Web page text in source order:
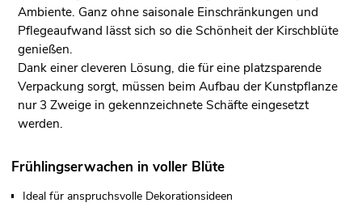
Ambiente. Ganz ohne saisonale Einschränkungen und
Pflegeaufwand lässt sich so die Schönheit der Kirschblüte
genießen.
Dank einer cleveren Lösung, die für eine platzsparende
Verpackung sorgt, müssen beim Aufbau der Kunstpflanze
nur 3 Zweige in gekennzeichnete Schäfte eingesetzt
werden.
Frühlingserwachen in voller Blüte
Ideal für anspruchsvolle Dekorationsideen